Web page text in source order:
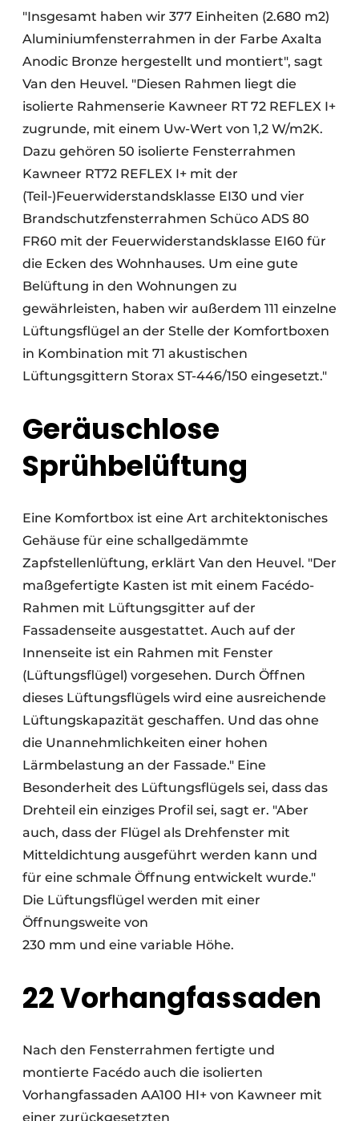
"Insgesamt haben wir 377 Einheiten (2.680 m2)
Aluminiumfensterrahmen in der Farbe Axalta
Anodic Bronze hergestellt und montiert", sagt
Van den Heuvel. "Diesen Rahmen liegt die
isolierte Rahmenserie Kawneer RT 72 REFLEX I+
zugrunde, mit einem Uw-Wert von 1,2 W/m2K.
Dazu gehören 50 isolierte Fensterrahmen
Kawneer RT72 REFLEX I+ mit der
(Teil-)Feuerwiderstandsklasse EI30 und vier
Brandschutzfensterrahmen Schüco ADS 80
FR60 mit der Feuerwiderstandsklasse EI60 für
die Ecken des Wohnhauses. Um eine gute
Belüftung in den Wohnungen zu
gewährleisten, haben wir außerdem 111 einzelne
Lüftungsflügel an der Stelle der Komfortboxen
in Kombination mit 71 akustischen
Lüftungsgittern Storax ST-446/150 eingesetzt."
Geräuschlose
Sprühbelüftung
Eine Komfortbox ist eine Art architektonisches
Gehäuse für eine schallgedämmte
Zapfstellenlüftung, erklärt Van den Heuvel. "Der
maßgefertigte Kasten ist mit einem Facédo-
Rahmen mit Lüftungsgitter auf der
Fassadenseite ausgestattet. Auch auf der
Innenseite ist ein Rahmen mit Fenster
(Lüftungsflügel) vorgesehen. Durch Öffnen
dieses Lüftungsflügels wird eine ausreichende
Lüftungskapazität geschaffen. Und das ohne
die Unannehmlichkeiten einer hohen
Lärmbelastung an der Fassade." Eine
Besonderheit des Lüftungsflügels sei, dass das
Drehteil ein einziges Profil sei, sagt er. "Aber
auch, dass der Flügel als Drehfenster mit
Mitteldichtung ausgeführt werden kann und
für eine schmale Öffnung entwickelt wurde."
Die Lüftungsflügel werden mit einer
Öffnungsweite von
230 mm und eine variable Höhe.
22 Vorhangfassaden
Nach den Fensterrahmen fertigte und
montierte Facédo auch die isolierten
Vorhangfassaden AA100 HI+ von Kawneer mit
einer zurückgesetzten